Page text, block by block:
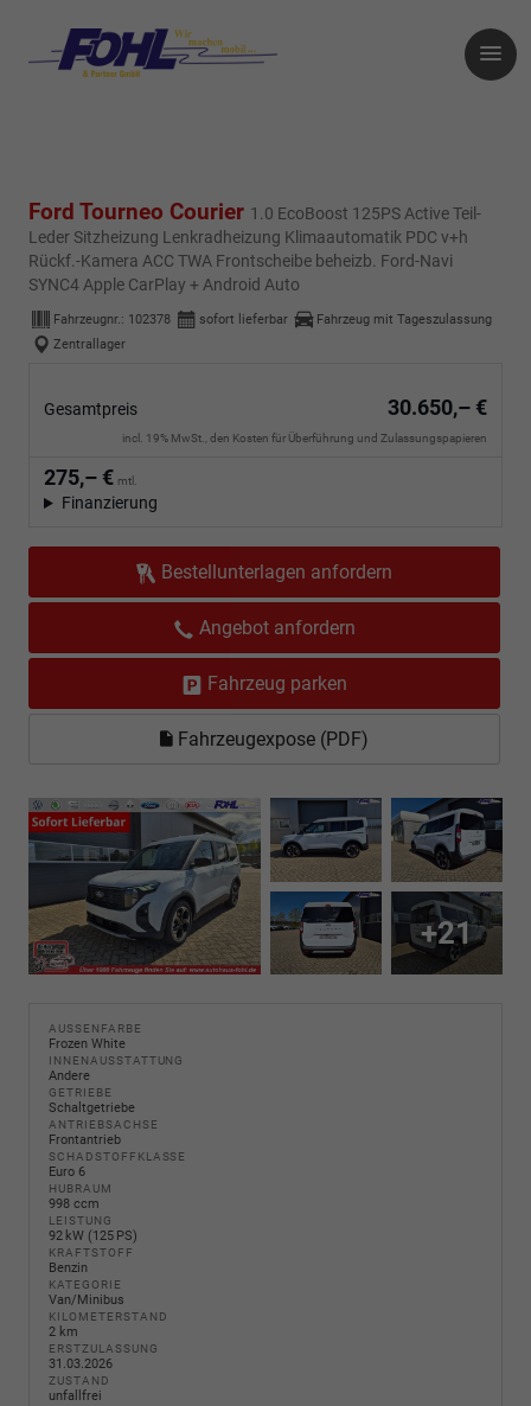
Ford Tourneo Courier 1.0 EcoBoost 125PS Active Teil-
Leder Sitzheizung Lenkradheizung Klimaautomatik PDC v+h
Rückf.-Kamera ACC TWA Frontscheibe beheizb. Ford-Navi
SYNC4 Apple CarPlay + Android Auto
Fahrzeugnr.: 102378 sofort lieferbar
Fahrzeug mit Tageszulassung
Zentrallager
Gesamtpreis 30.650,– €
incl. 19% MwSt., den Kosten für Überführung und Zulassungspapieren
275,– € mtl.
Finanzierung
Bestellunterlagen anfordern
Angebot anfordern
Fahrzeug parken
Fahrzeugexpose (PDF)
+21
AUSSENFARBE
Frozen White
INNENAUSSTATTUNG
Andere
GETRIEBE
Schaltgetriebe
ANTRIEBSACHSE
Frontantrieb
SCHADSTOFFKLASSE
Euro 6
HUBRAUM
998 ccm
LEISTUNG
92 kW (125 PS)
KRAFTSTOFF
Benzin
KATEGORIE
Van/Minibus
KILOMETERSTAND
2 km
ERSTZULASSUNG
31.03.2026
ZUSTAND
unfallfrei